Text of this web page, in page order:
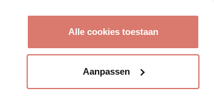
Alle cookies toestaan
Aanpassen